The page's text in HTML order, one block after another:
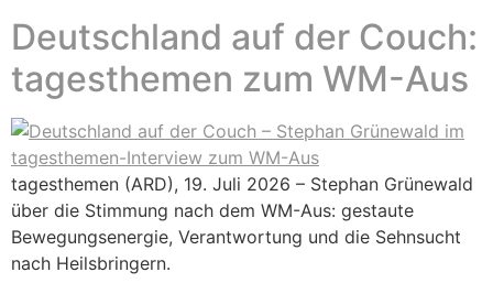
Deutschland auf der Couch:
tagesthemen zum WM-Aus
tagesthemen (ARD), 19. Juli 2026 – Stephan Grünewald
über die Stimmung nach dem WM-Aus: gestaute
Bewegungsenergie, Verantwortung und die Sehnsucht
nach Heilsbringern.